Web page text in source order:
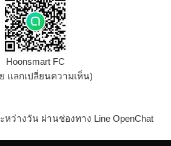
Hoonsmart FC
แลกเปลี่ยนความเห็น)
ว่างวัน ผ่านช่องทาง Line OpenChat